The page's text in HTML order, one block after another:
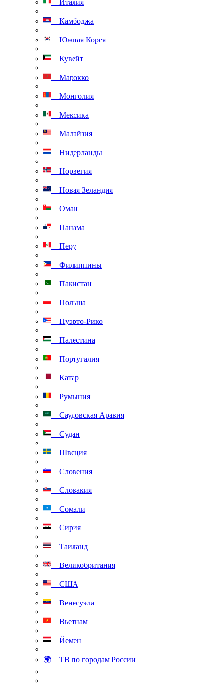
Италия
Камбоджа
Южная Корея
Кувейт
Марокко
Монголия
Мексика
Малайзия
Нидерланды
Норвегия
Новая Зеландия
Оман
Панама
Перу
Филиппины
Пакистан
Польша
Пуэрто-Рико
Палестина
Португалия
Катар
Румыния
Саудовская Аравия
Судан
Швеция
Словения
Словакия
Сомали
Сирия
Таиланд
Великобритания
США
Венесуэла
Вьетнам
Йемен
🌍 ТВ по городам России